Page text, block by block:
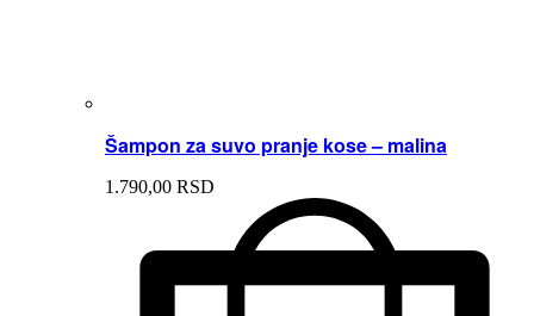
Šampon za suvo pranje kose – malina
1.790,00 RSD